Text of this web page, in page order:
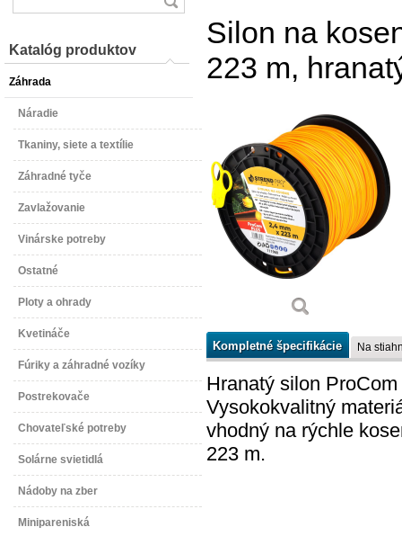
Katalóg produktov
Záhrada
Náradie
Tkaniny, siete a textílie
Záhradné tyče
Zavlažovanie
Vinárske potreby
Ostatné
Ploty a ohrady
Kvetináče
Fúriky a záhradné vozíky
Postrekovače
Chovateľské potreby
Solárne svietidlá
Nádoby na zber
Minipareniská
Silon na
223 m,
Kompletné špecifikácie Na
Hranatý silon
Vysokokvalitný
vhodný na rýchle
223 m.